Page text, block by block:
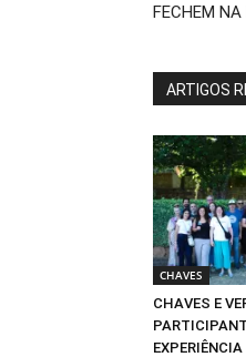
FECHEM
ARTIGOS
CHAVES
CHAVES E